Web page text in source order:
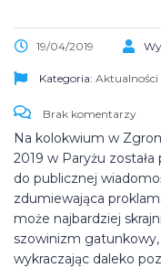
19/04/2019
Kategoria: Aktualności
Brak komentarzy
Na kolokwium w
2019 w Paryżu została
do publicznej
zdumiewająca
może najbardziej
szowinizm gatunkowy,
wykraczając daleko